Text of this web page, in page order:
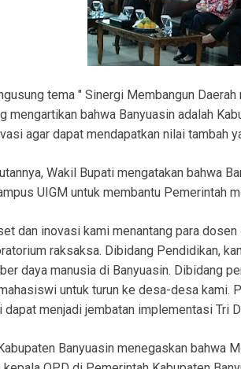
tema " Sinergi Membangun
mengartikan bahwa Banyuasin adalah
agar dapat mendapatkan nilai tambah
Wakil Bupati mengatakan bahwa
UIGM untuk membantu Pemerintah
dan inovasi kami menantang para
raksaksa. Dibidang Pendidikan,
daya manusia di Banyuasin. Dibidang
untuk turun ke desa-desa kami.
dapat menjadi jembatan implementasi Tri
Banyuasin menegaskan bahwa